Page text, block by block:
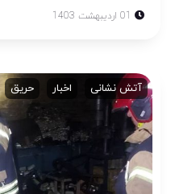
01 اردیبهشت 1403
آتش نشانی اخبار حریق